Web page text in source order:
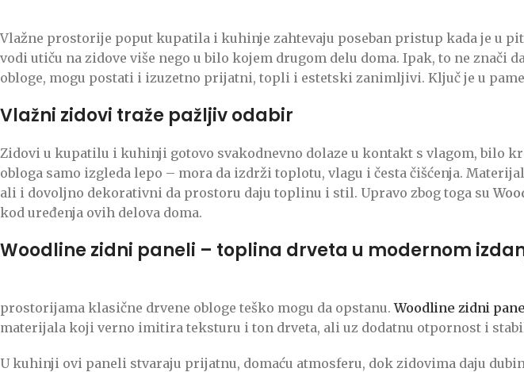
Vlažne prostorije poput kupatila i kuhinje zahtevaju poseban pristup kada je u
vodi utiču na zidove više nego u bilo kojem drugom delu doma. Ipak, to ne znači
obloge, mogu postati i izuzetno prijatni, topli i estetski zanimljivi. Ključ je u
Vlažni zidovi traže pažljiv odabir
Zidovi u kupatilu i kuhinji gotovo svakodnevno dolaze u kontakt s vlagom, bilo
obloga samo izgleda lepo – mora da izdrži toplotu, vlagu i česta čišćenja.
ali i dovoljno dekorativni da prostoru daju toplinu i stil. Upravo zbog toga su
kod uređenja ovih delova doma.
Woodline zidni paneli – toplina drveta u modernom
prostorijama klasične drvene obloge teško mogu da opstanu.Woodline zidni
materijala koji verno imitira teksturu i ton drveta, ali uz dodatnu otpornost i
U kuhinji ovi paneli stvaraju prijatnu, domaću atmosferu, dok zidovima daju